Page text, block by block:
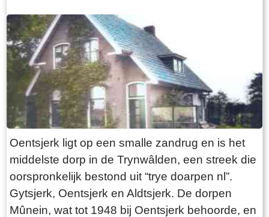
Oentsjerk ligt op een smalle zandrug en is het
middelste dorp in de Trynwâlden, een streek die
oorspronkelijk bestond uit “trye doarpen nl”.
Gytsjerk, Oentsjerk en Aldtsjerk. De dorpen
Mûnein, wat tot 1948 bij Oentsjerk behoorde, en